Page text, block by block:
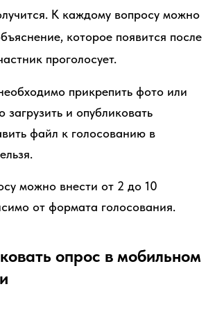
К каждому вопросу можно
которое появится после
проголосует.
прикрепить фото или
загрузить и опубликовать
файл к голосованию в
можно внести от 2 до 10
от формата голосования.
опрос в мобильном